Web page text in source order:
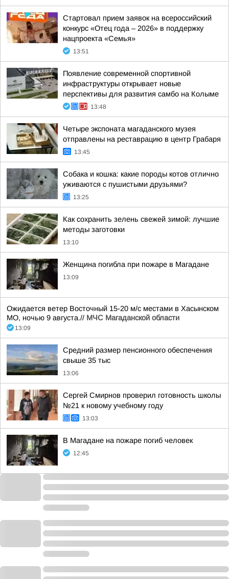
Стартовал прием заявок на всероссийский
конкурс «Отец года – 2026» в поддержку
нацпроекта «Семья»
13:51
Появление современной спортивной
инфраструктуры открывает новые
перспективы для развития самбо на Колыме
13:48
Четыре экспоната магаданского музея
отправлены на реставрацию в центр Грабаря
13:45
Собака и кошка: какие породы котов отлично
уживаются с пушистыми друзьями?
13:25
Как сохранить зелень свежей зимой: лучшие
методы заготовки
13:10
Женщина погибла при пожаре в Магадане
13:09
Ожидается ветер Восточный 15-20 м/с местами в Хасынском
МО, ночью 9 августа.// МЧС Магаданской области
13:09
Средний размер пенсионного обеспечения
свыше 35 тыс
13:06
Сергей Смирнов проверил готовность школы
№21 к новому учебному году
13:03
В Магадане на пожаре погиб человек
12:45